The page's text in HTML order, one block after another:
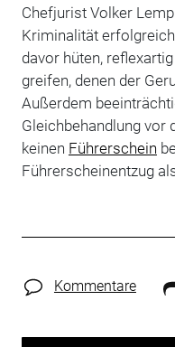
Chefjurist Volker
Kriminalität
davor hüten,
greifen, denen der
Außerdem
Gleichbehandlung vor
keinen Führerschein
Führerscheinentzug
Kommentare